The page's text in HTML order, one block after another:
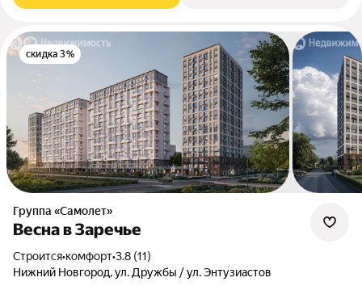
скидка 3%
Группа «Самолет»
Весна в Заречье
Строится•комфорт•3.8 (11)
Нижний Новгород, ул. Дружбы / ул. Энтузиастов